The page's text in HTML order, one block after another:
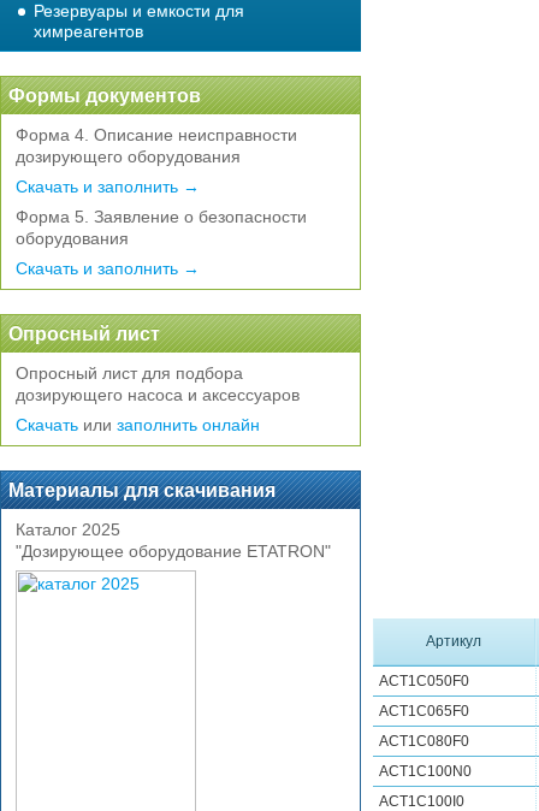
Артикул
ACT1C050F0
ACT1C065F0
ACT1C080F0
ACT1C100N0
ACT1C100I0
Резервуары и емкости для
химреагентов
Формы документов
Форма 4. Описание неисправности
дозирующего оборудования
Скачать и заполнить →
Форма 5. Заявление о безопасности
оборудования
Скачать и заполнить →
Опросный лист
Опросный лист для подбора
дозирующего насоса и аксессуаров
Скачать или заполнить онлайн
Материалы для скачивания
Каталог 2025
"Дозирующее оборудование ETATRON"